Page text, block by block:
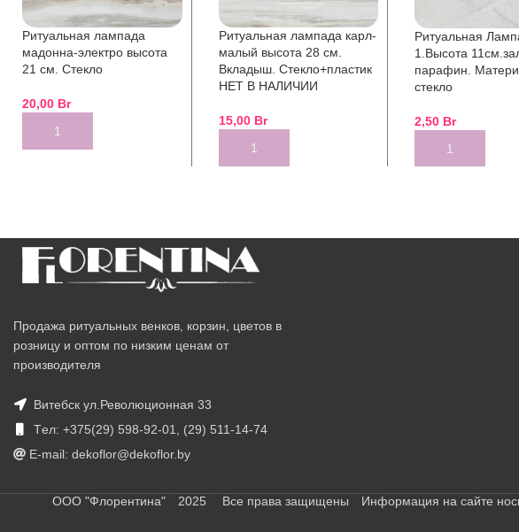
Ритуальная лампада
мадонна-электро высота
21 см. Стекло
20,00 Br
ADD TO CART
Ритуальная лампада карл-
малый высота 28 см.
Вкладыш. Стекло+пластик
НЕТ В НАЛИЧИИ
15,00 Br
ADD TO CART
Ритуальная
1.Высота
парафин.
стекло
2,50 Br
ADD TO CART
Продажа ритуальных венков, корзин, цветов в
розницу и оптом по низким ценам от
производителя
Витебск ул.Революционная 33
Tел: +375(29) 598-92-01, (29) 511-14-74
E-mail: dekoflor@dekoflor.by
ООО "Флорентина" 2025 Все права защищены Информация на сайте